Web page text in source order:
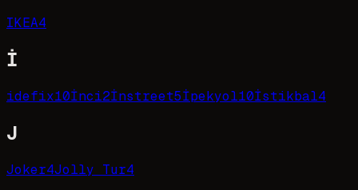
IKEA4
İ
idefix10İnci2İnstreet5İpekyol10İstikbal4
J
Joker4Jolly Tur4